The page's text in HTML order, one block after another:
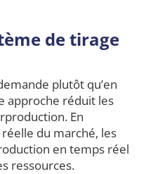
de tirage
plutôt qu’en
approche réduit les
En
du marché, les
en temps réel
ressources.